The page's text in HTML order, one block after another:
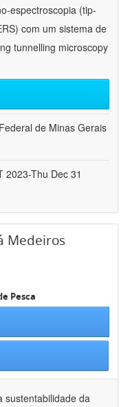
espectroscopia (tip-
com um sistema de
tunnelling microscopy
de Minas Gerais
2023-Thu Dec 31
Medeiros
Pesca
sustentabilidade da